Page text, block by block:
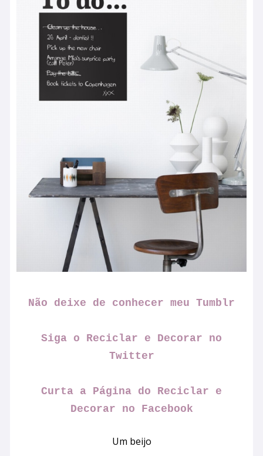
Não deixe de conhecer meu Tumblr
Siga o Reciclar e Decorar no
Twitter
Curta a Página do Reciclar e
Decorar no Facebook
Um beijo